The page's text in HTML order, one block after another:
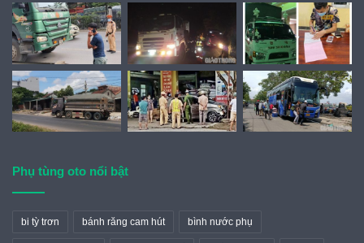
Phụ tùng oto nổi bật
bi tỳ trơn bánh răng cam hút bình nước phụ